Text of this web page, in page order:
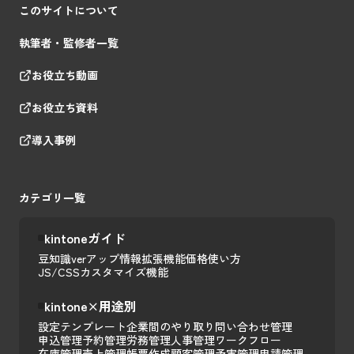
このサイトについて
執筆者・監修者一覧
お役立ち動画
お役立ち資料
導入事例
カテゴリ一覧
kintoneガイド
豆知識verアップ情報拡張機能価格使い方
JS/CSSカスタマイズ機能
kintone×用途別
設定テンプレート企業間のやり取り 問い合わせ管理
申込管理予約管理労務管理人事管理ワークフロー